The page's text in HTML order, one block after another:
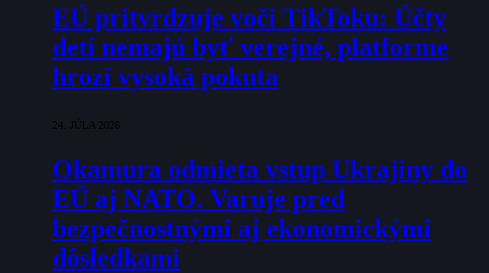
EÚ pritvrdzuje voči TikToku: Účty
detí nemajú byť verejné, platforme
hrozí vysoká pokuta
24. JÚLA 2026
Okamura odmieta vstup Ukrajiny do
EÚ aj NATO. Varuje pred
bezpečnostnými aj ekonomickými
dôsledkami